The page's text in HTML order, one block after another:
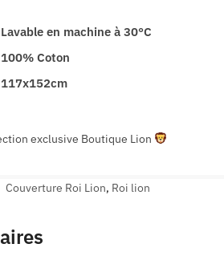
Lavable en machine à 30°C
100% Coton
117x152cm
exclusive Boutique Lion
Couverture Roi Lion, Roi lion